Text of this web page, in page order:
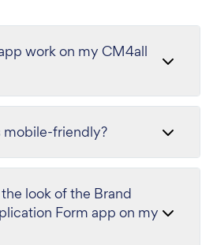
work on my CM4all
mobile-friendly?
look of the Brand
Form app on my